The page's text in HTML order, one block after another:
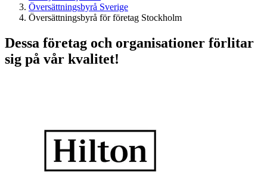
Översättningsbyrå Sverige
Översättningsbyrå för företag Stockholm
Dessa företag och organisationer förlitar
sig på vår kvalitet!